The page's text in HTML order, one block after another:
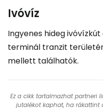
Ivóvíz
Ingyenes hideg
terminál tranzit
mellett találhatók.
Ez a cikk tartalmazhat partneri
jutalékot kaphat, ha rákattint